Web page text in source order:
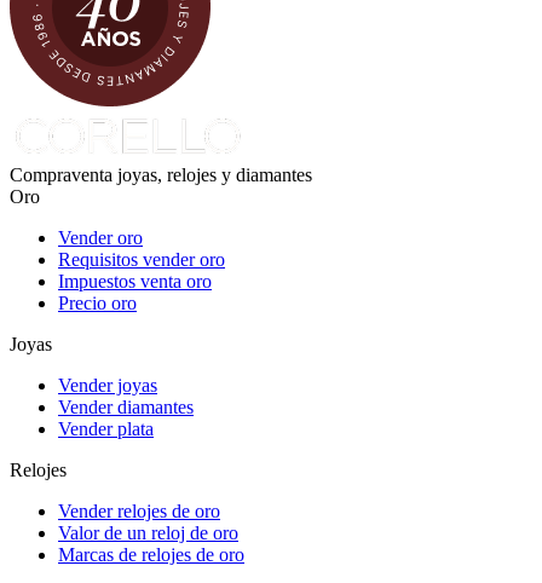
Compraventa joyas, relojes y diamantes
Oro
Vender oro
Requisitos vender oro
Impuestos venta oro
Precio oro
Joyas
Vender joyas
Vender diamantes
Vender plata
Relojes
Vender relojes de oro
Valor de un reloj de oro
Marcas de relojes de oro